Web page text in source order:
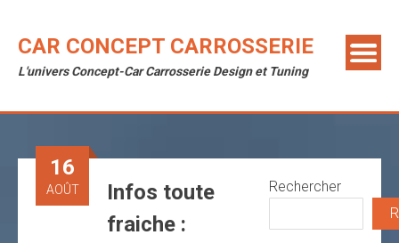
content
CAR CONCEPT CARROSSERIE
L'univers Concept-Car Carrosserie Design et Tuning
16
AOÛT
Infos toute
fraiche :
Rechercher